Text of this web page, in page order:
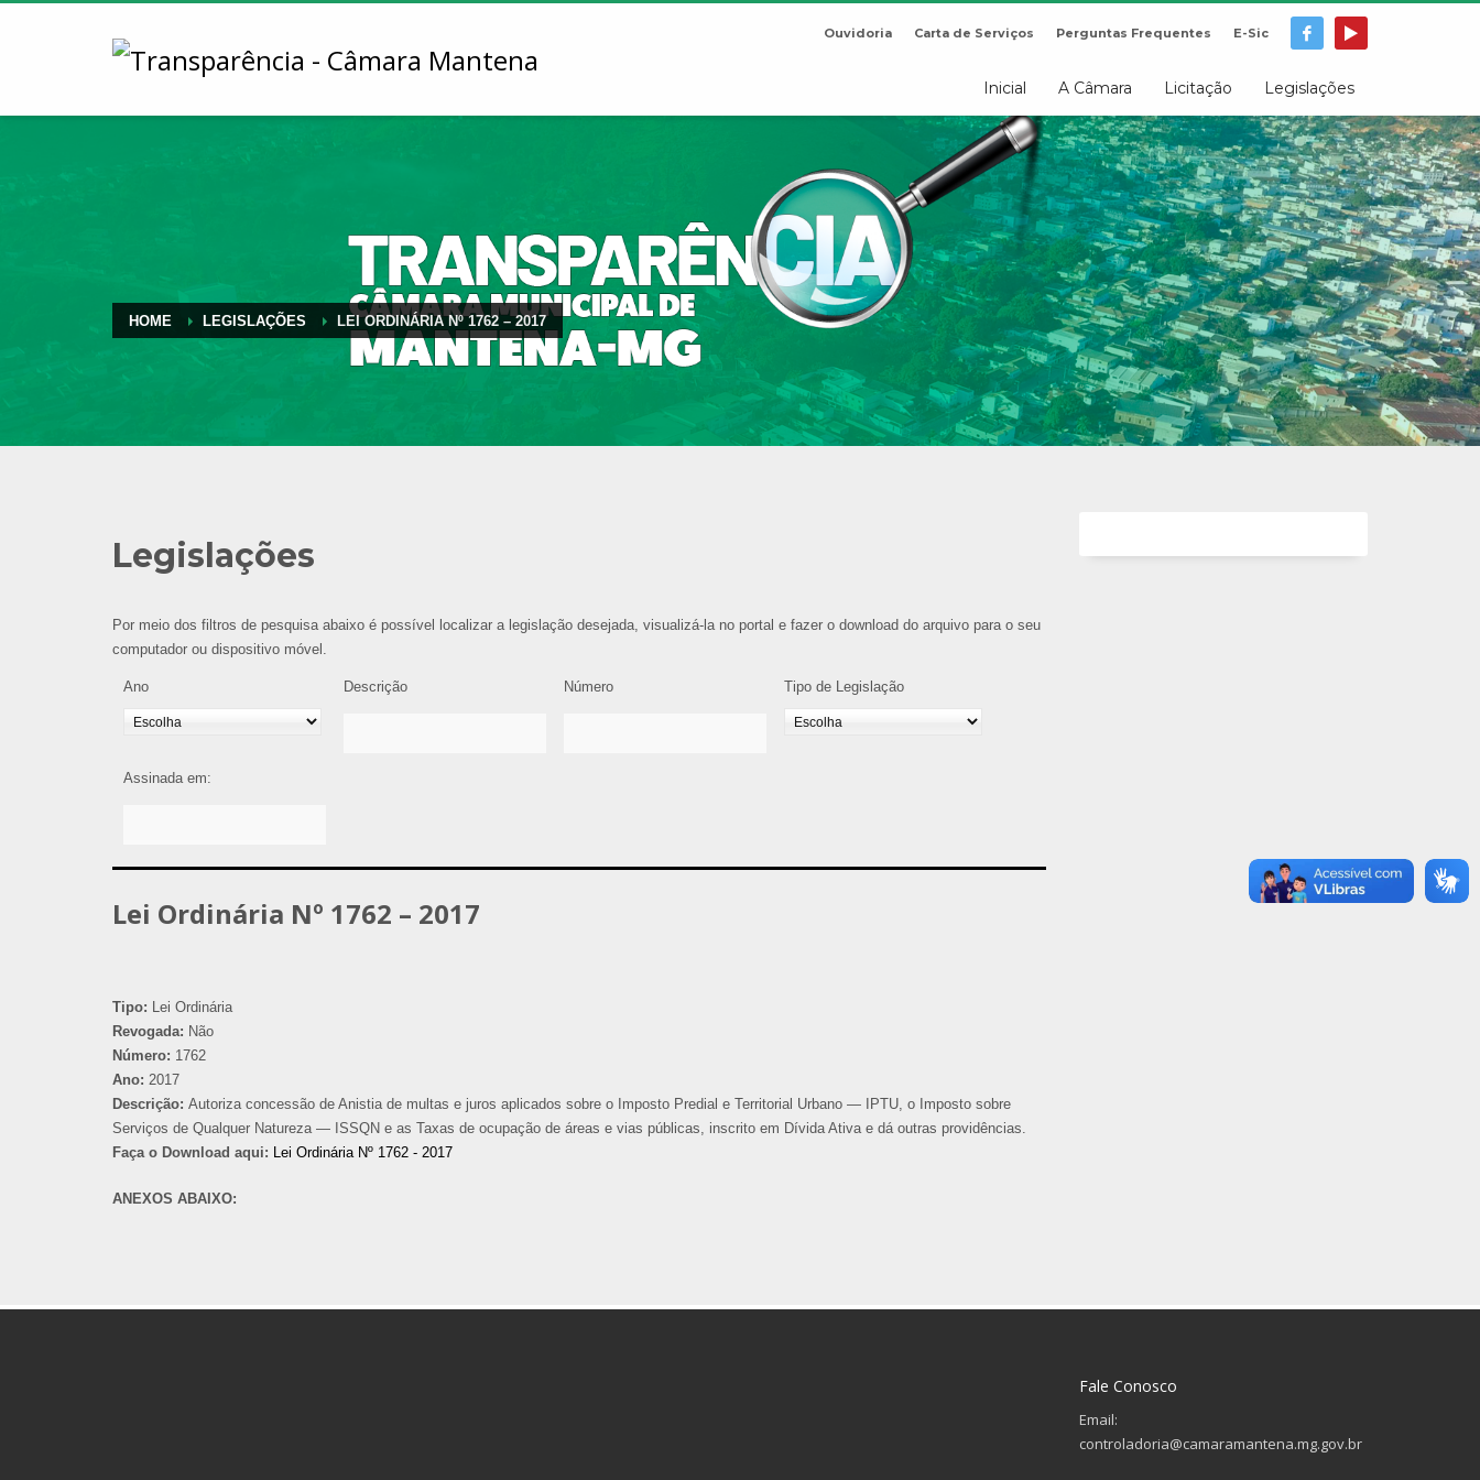
Ouvidoria Carta de Serviços Perguntas Frequentes E-Sic
Inicial A Câmara Licitação Legislações
HOME LEGISLAÇÕES LEI ORDINÁRIA Nº 1762 – 2017
Legislações
Por meio dos filtros de pesquisa abaixo é possível localizar a legislação desejada, visualizá-la no portal e fazer o download do arquivo para o seu
computador ou dispositivo móvel.
Ano Descrição Número Tipo de Legislação
Assinada em:
Lei Ordinária Nº 1762 – 2017
Tipo: Lei Ordinária
Revogada: Não
Número: 1762
Ano: 2017
Descrição: Autoriza concessão de Anistia de multas e juros aplicados sobre o Imposto Predial e Territorial Urbano — IPTU, o Imposto sobre
Serviços de Qualquer Natureza — ISSQN e as Taxas de ocupação de áreas e vias públicas, inscrito em Dívida Ativa e dá outras providências.
Faça o Download aqui: Lei Ordinária Nº 1762 - 2017
ANEXOS ABAIXO:
Fale Conosco
Email:
controladoria@camaramantena.mg.gov.br